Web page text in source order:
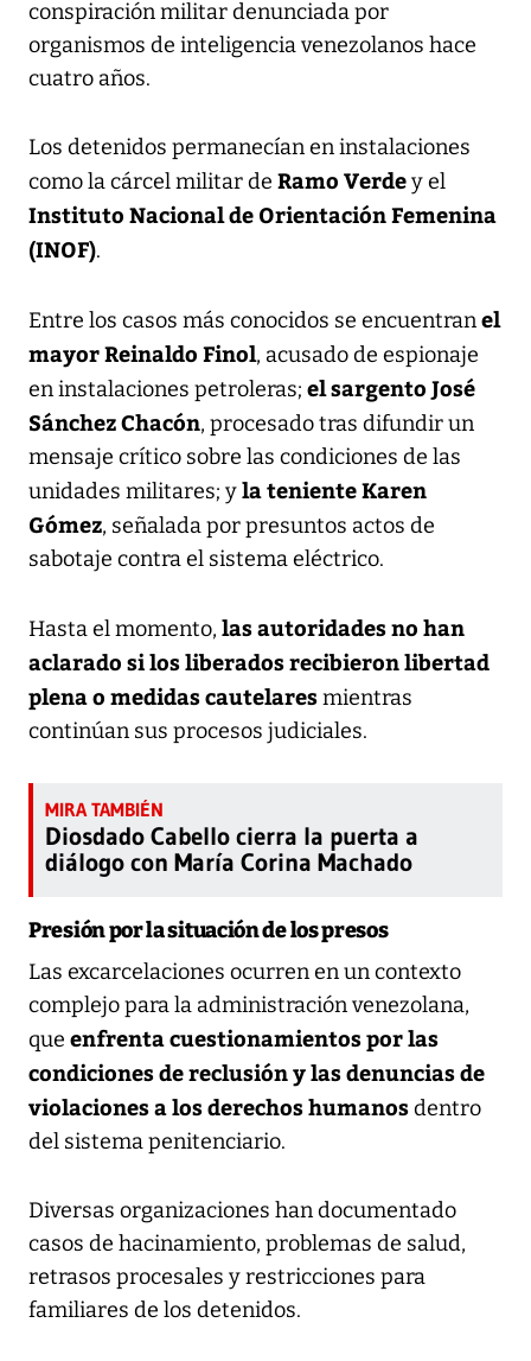
conspiración militar denunciada por
organismos de inteligencia venezolanos hace
cuatro años.
Los detenidos permanecían en instalaciones
como la cárcel militar de Ramo Verdey el
Instituto Nacional de Orientación Femenina
(INOF).
Entre los casos más conocidos se encuentranel
mayor Reinaldo Finol, acusado de espionaje
en instalaciones petroleras; el sargento José
Sánchez Chacón, procesado tras difundir un
mensaje crítico sobre las condiciones de las
unidades militares; yla teniente Karen
Gómez, señalada por presuntos actos de
sabotaje contra el sistema eléctrico.
Hasta el momento, las autoridades no han
aclarado si los liberados recibieron libertad
plena o medidas cautelaresmientras
continúan sus procesos judiciales.
Diosdado Cabello cierra la puerta a
diálogo con María Corina Machado
Presión por la situación de los presos
Las excarcelaciones ocurren en un contexto
complejo para la administración venezolana,
que enfrenta cuestionamientos por las
condiciones de reclusión y las denuncias de
violaciones a los derechos humanosdentro
del sistema penitenciario.
Diversas organizaciones han documentado
casos de hacinamiento, problemas de salud,
retrasos procesales y restricciones para
familiares de los detenidos.